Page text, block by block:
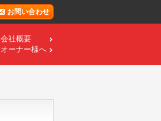
お問い合わせ
会社概要
オーナー様へ